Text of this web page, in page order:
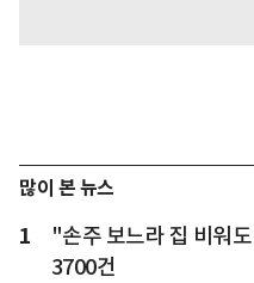
많이 본 뉴스
1
"손주 보느라 집 비워
3700건